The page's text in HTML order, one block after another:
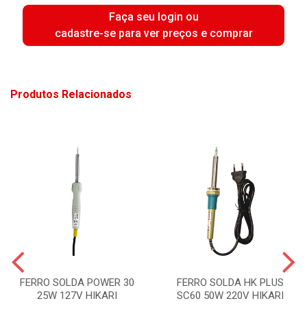
Faça seu login ou
cadastre-se para ver preços e comprar
Produtos Relacionados
FERRO SOLDA POWER 30
25W 127V HIKARI
FERRO SOLDA HK PLUS
SC60 50W 220V HIKARI